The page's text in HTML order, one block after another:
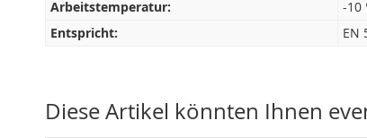
Arbeitstemperatur:
-10
Entspricht:
EN
Diese Artikel könnten Ihnen